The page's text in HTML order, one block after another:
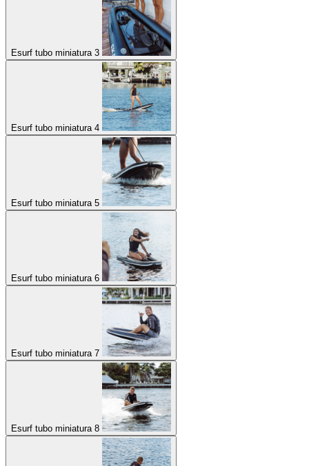
Esurf tubo miniatura 3
Esurf tubo miniatura 4
Esurf tubo miniatura 5
Esurf tubo miniatura 6
Esurf tubo miniatura 7
Esurf tubo miniatura 8